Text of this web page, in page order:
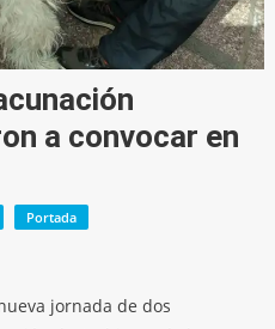
a convocar en
Portada
jornada de dos